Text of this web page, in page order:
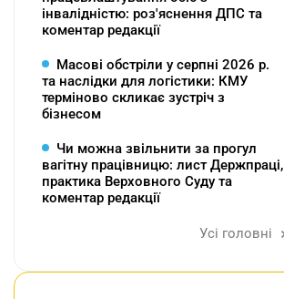
інвалідністю: роз'яснення ДПС та
коментар редакції
Масові обстріли у серпні 2026 р.
та наслідки для логістики: КМУ
терміново скликає зустріч з
бізнесом
Чи можна звільнити за прогул
вагітну працівницю: лист Держпраці,
практика Верховного Суду та
коментар редакції
Усі головні